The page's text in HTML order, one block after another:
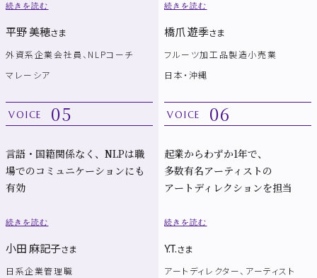
続きを読む
平野 美穂さま
外資系企業会社員、NLPコーチ
マレーシア
続きを読む
橋爪 遊季さま
フルーツ加工品製造小売業
日本・沖縄
VOICE 05
言語・国籍関係なく、NLPは職
場でのコミュニケーションにも
有効
続きを読む
小田 麻記子さま
日系企業管理職
VOICE 06
起業からわずか1年で、
多数有名アーティストの
アートディレクションを担当
続きを読む
Y.T.さま
アートディレクター、アーティスト